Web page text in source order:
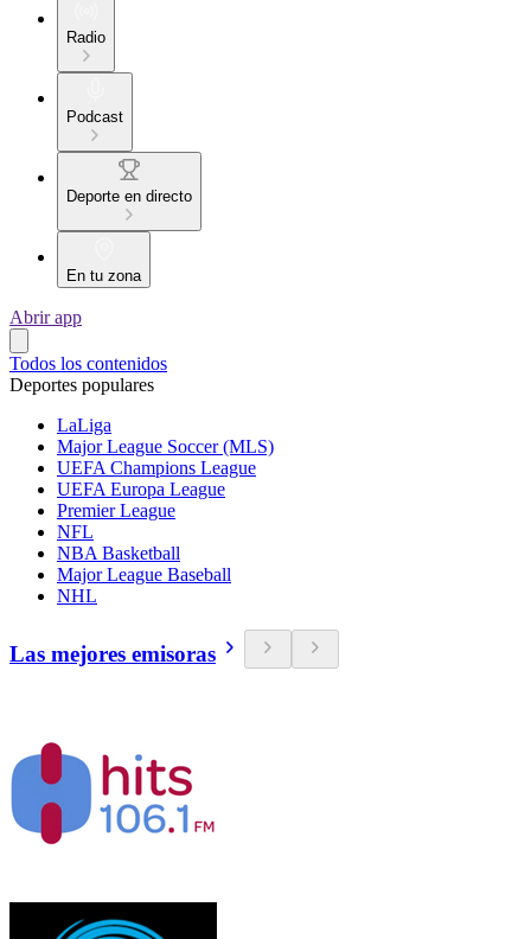
Radio
Podcast
Deporte en directo
En tu zona
Abrir app
Todos los contenidos
Deportes populares
LaLiga
Major League Soccer (MLS)
UEFA Champions League
UEFA Europa League
Premier League
NFL
NBA Basketball
Major League Baseball
NHL
Las mejores emisoras